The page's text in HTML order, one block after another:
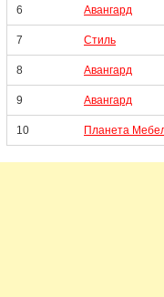
6 Авангард
7 Стиль
8 Авангард
9 Авангард
10 Планета